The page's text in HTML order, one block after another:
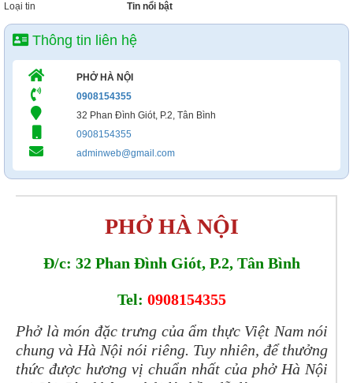
Loại tin
Tin nổi bật
Thông tin liên hệ
PHỞ HÀ NỘI
0908154355
32 Phan Đình Giót, P.2, Tân Bình
0908154355
adminweb@gmail.com
PHỞ HÀ NỘI
Đ/c: 32 Phan Đình Giót, P.2, Tân Bình
Tel: 0908154355
Phở là món đặc trưng của ẩm thực Việt Nam nói
chung và Hà Nội nói riêng. Tuy nhiên, để thưởng
thức được hương vị chuẩn nhất của phở Hà Nội